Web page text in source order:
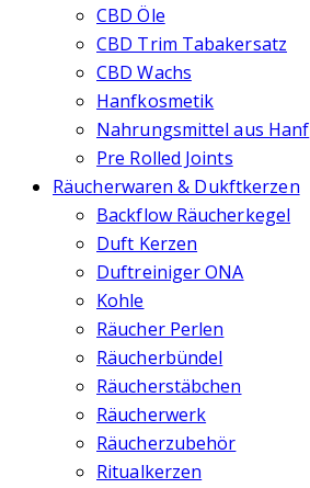
CBD Öle
CBD Trim Tabakersatz
CBD Wachs
Hanfkosmetik
Nahrungsmittel aus Hanf
Pre Rolled Joints
Räucherwaren & Dukftkerzen
Backflow Räucherkegel
Duft Kerzen
Duftreiniger ONA
Kohle
Räucher Perlen
Räucherbündel
Räucherstäbchen
Räucherwerk
Räucherzubehör
Ritualkerzen